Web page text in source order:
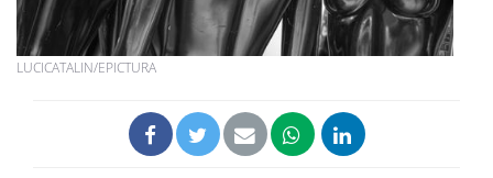
LUCICATALIN/EPICTURA